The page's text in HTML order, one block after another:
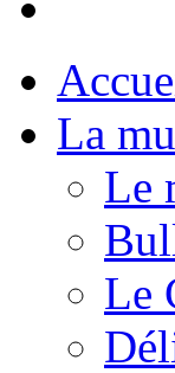
La
Le
Le